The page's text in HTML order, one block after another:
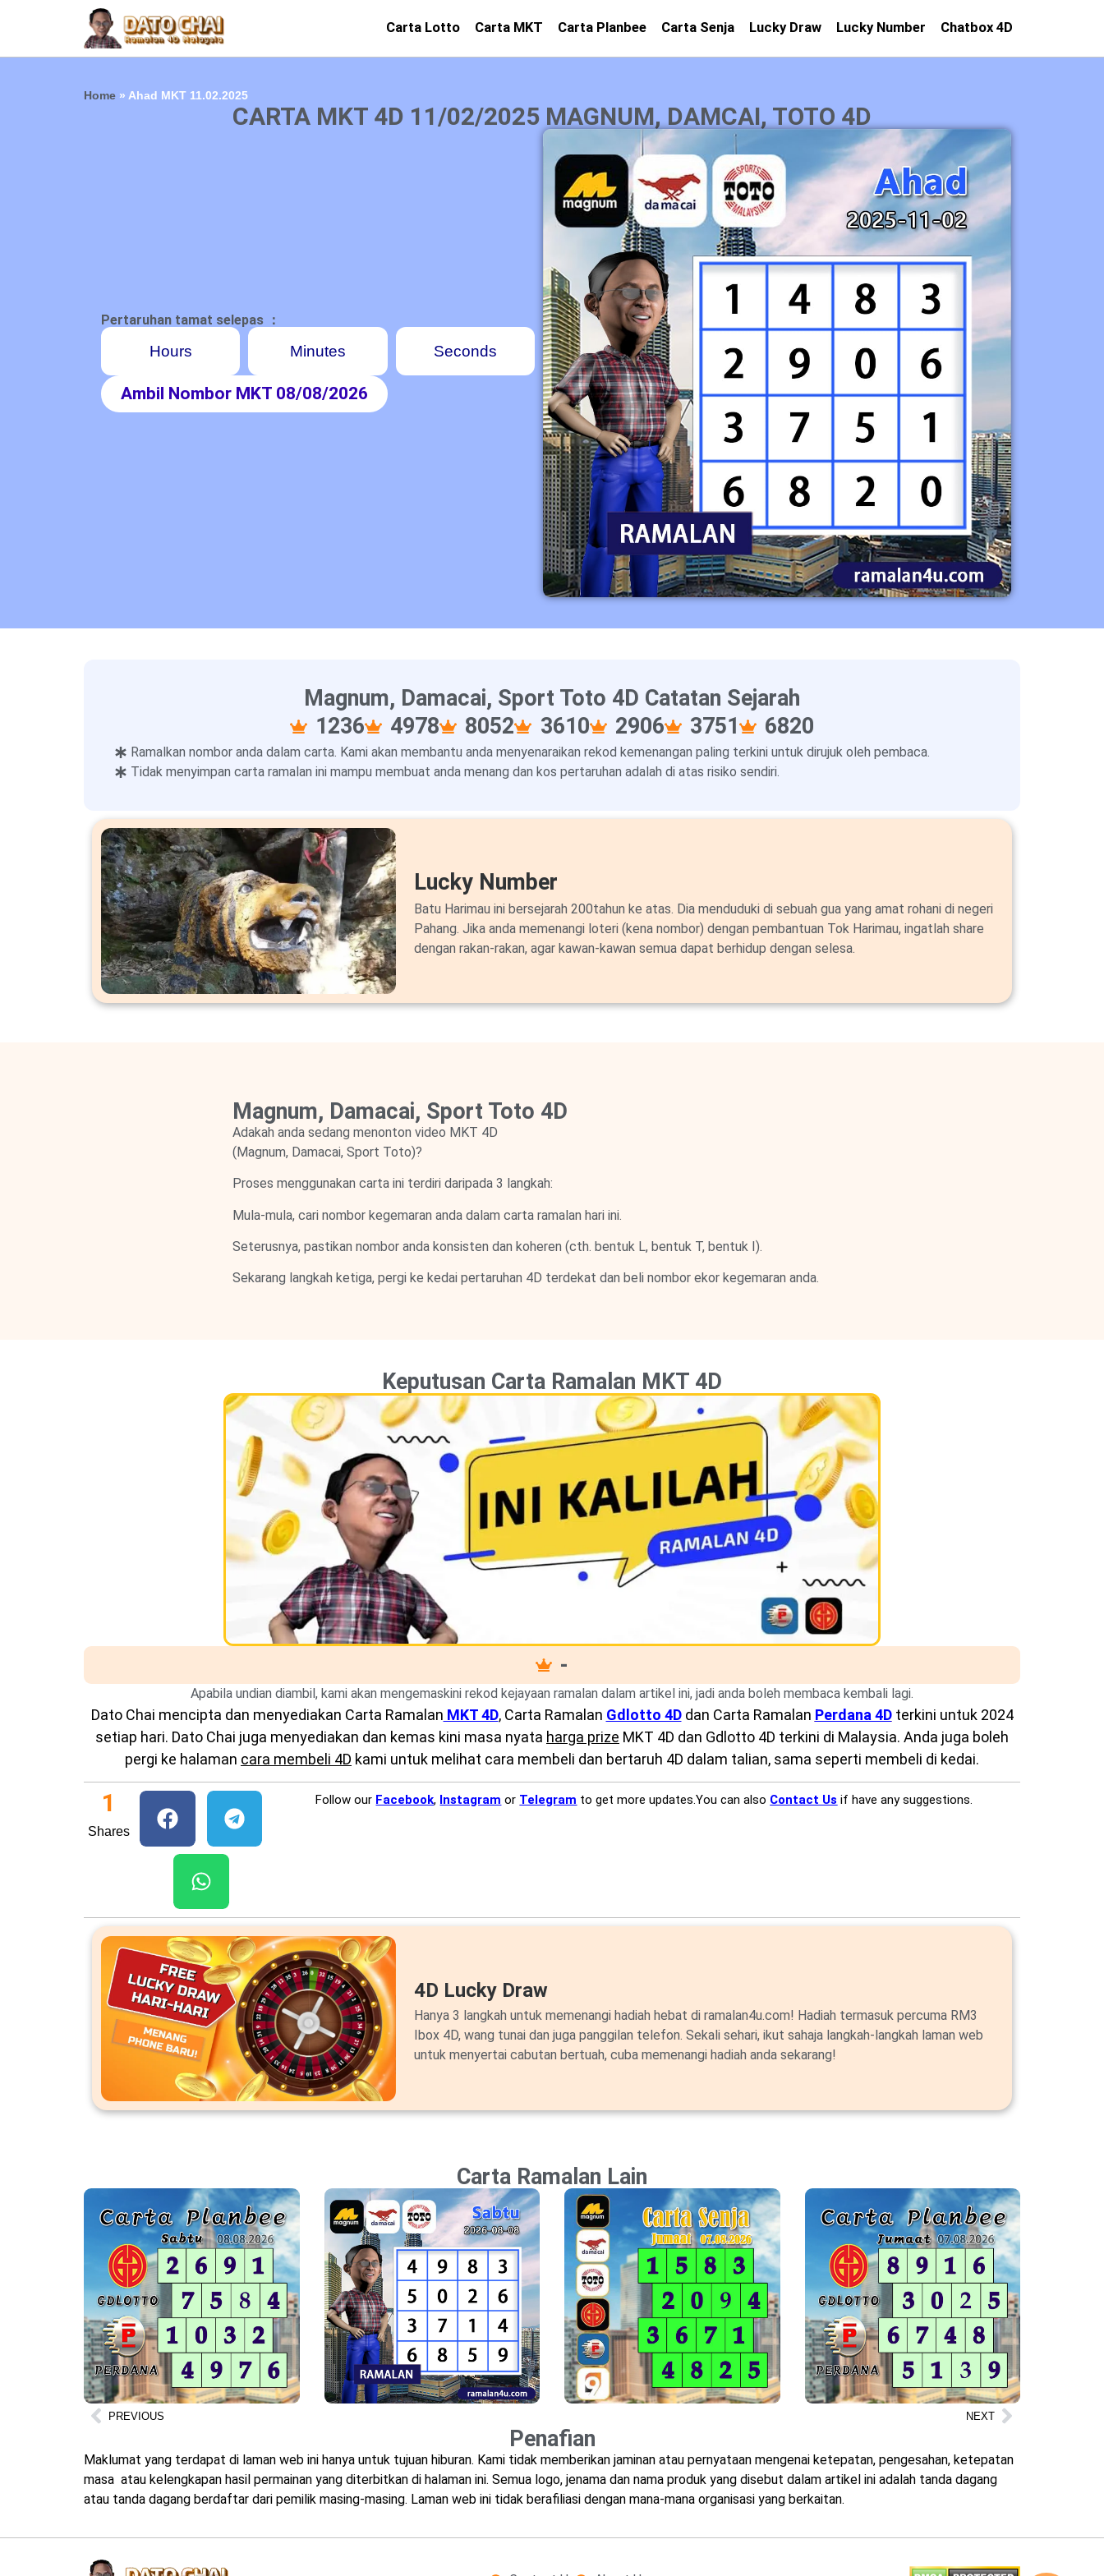
Carta Lotto Carta MKT Carta Planbee Carta Senja Lucky Draw Lucky Number Chatbox 4D
Home » Ahad MKT 11.02.2025
CARTA MKT 4D 11/02/2025 MAGNUM, DAMCAI, TOTO 4D
Pertaruhan tamat selepas ：
Hours Minutes Seconds
Ambil Nombor MKT 08/08/2026
Magnum, Damacai, Sport Toto 4D Catatan Sejarah
1236
4978 8052 3610 2906 3751 6820
Ramalkan nombor anda dalam carta. Kami akan membantu anda menyenaraikan rekod kemenangan paling terkini untuk dirujuk oleh pembaca.
Tidak menyimpan carta ramalan ini mampu membuat anda menang dan kos pertaruhan adalah di atas risiko sendiri.
Lucky Number
Batu Harimau ini bersejarah 200tahun ke atas. Dia menduduki di sebuah gua yang amat rohani di negeri
Pahang. Jika anda memenangi loteri (kena nombor) dengan pembantuan Tok Harimau, ingatlah share
dengan rakan-rakan, agar kawan-kawan semua dapat berhidup dengan selesa.
Magnum, Damacai, Sport Toto 4D
Adakah anda sedang menonton video MKT 4D
(Magnum, Damacai, Sport Toto)?
Proses menggunakan carta ini terdiri daripada 3 langkah:
Mula-mula, cari nombor kegemaran anda dalam carta ramalan hari ini.
Seterusnya, pastikan nombor anda konsisten dan koheren (cth. bentuk L, bentuk T, bentuk I).
Sekarang langkah ketiga, pergi ke kedai pertaruhan 4D terdekat dan beli nombor ekor kegemaran anda.
Keputusan Carta Ramalan MKT 4D
-
Apabila undian diambil, kami akan mengemaskini rekod kejayaan ramalan dalam artikel ini, jadi anda boleh membaca kembali lagi.
Dato Chai mencipta dan menyediakan Carta Ramalan MKT 4D, Carta Ramalan Gdlotto 4Ddan Carta Ramalan Perdana 4Dterkini untuk 2024
setiap hari. Dato Chai juga menyediakan dan kemas kini masa nyata harga prize MKT 4D dan Gdlotto 4D terkini di Malaysia. Anda juga boleh
pergi ke halaman cara membeli 4D kami untuk melihat cara membeli dan bertaruh 4D dalam talian, sama seperti membeli di kedai.
Shares
1 Follow our Facebook, Instagram or Telegram to get more updates.You can also Contact Us if have any suggestions.
4D Lucky Draw
Hanya 3 langkah untuk memenangi hadiah hebat di ramalan4u.com! Hadiah termasuk percuma RM3
Ibox 4D, wang tunai dan juga panggilan telefon. Sekali sehari, ikut sahaja langkah-langkah laman web
untuk menyertai cabutan bertuah, cuba memenangi hadiah anda sekarang!
Carta Ramalan Lain
PREVIOUS NEXT
Penafian
Maklumat yang terdapat di laman web ini hanya untuk tujuan hiburan. Kami tidak memberikan jaminan atau pernyataan mengenai ketepatan, pengesahan, ketepatan
masa atau kelengkapan hasil permainan yang diterbitkan di halaman ini. Semua logo, jenama dan nama produk yang disebut dalam artikel ini adalah tanda dagang
atau tanda dagang berdaftar dari pemilik masing-masing. Laman web ini tidak berafiliasi dengan mana-mana organisasi yang berkaitan.